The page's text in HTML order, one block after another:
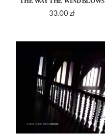
33.00 zł